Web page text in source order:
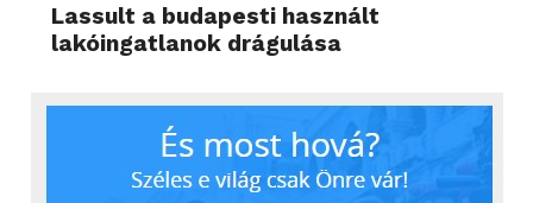
Lassult a budapesti használt
lakóingatlanok drágulása